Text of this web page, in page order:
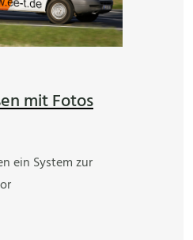
mit Fotos
ein System zur